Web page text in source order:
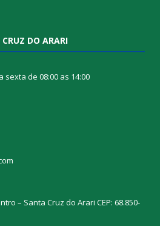
DO ARARI
de 08:00 as 14:00
– Santa Cruz do Arari CEP: 68.850-